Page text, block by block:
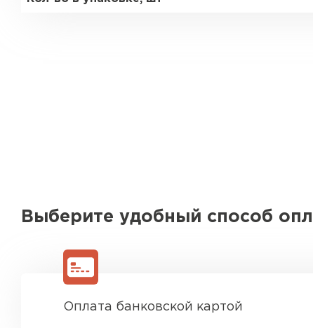
Выберите удобный способ
Оплата банковской картой